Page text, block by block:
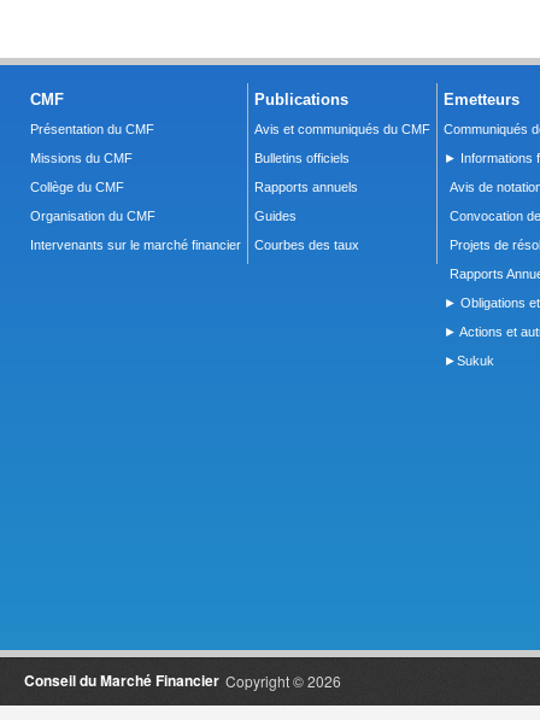
CMF
Présentation du CMF
Missions du CMF
Collège du CMF
Organisation du CMF
Intervenants sur le marché financier
Publications
Avis et communiqués du CMF
Bulletins officiels
Rapports annuels
Guides
Courbes des taux
Emetteurs
Communiqués
► Informations
Avis de
Convocation
Projets de
Rapports
► Obligations
► Actions et
►Sukuk
Copyright © 2026
Conseil du Marché Financier